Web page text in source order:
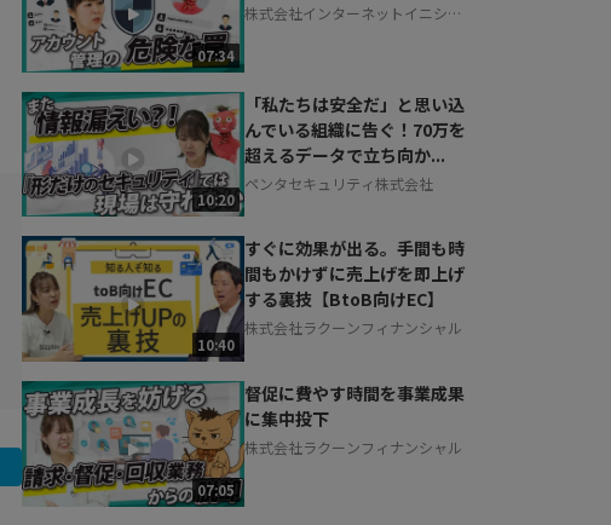
07:34
株式会社インターネットイニシア
10:20
「私たちは安全だ」と思い込
んでいる組織に告ぐ！70万を
超えるデータで立ち向か...
ペンタセキュリティ株式会社
10:40
すぐに効果が出る。手間も時
間もかけずに売上げを即上げ
する裏技【BtoB向けEC】
株式会社ラクーンフィナンシャル
07:05
督促に費やす時間を事業成果
に集中投下
株式会社ラクーンフィナンシャル